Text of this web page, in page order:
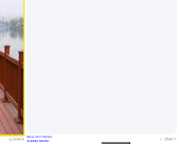
江苏南京 高效减水剂 能大大提高砼的流动性 较长时间内保持砼工作性 厂家供应
真实性已核验
￥2000 .00/吨 广西南宁